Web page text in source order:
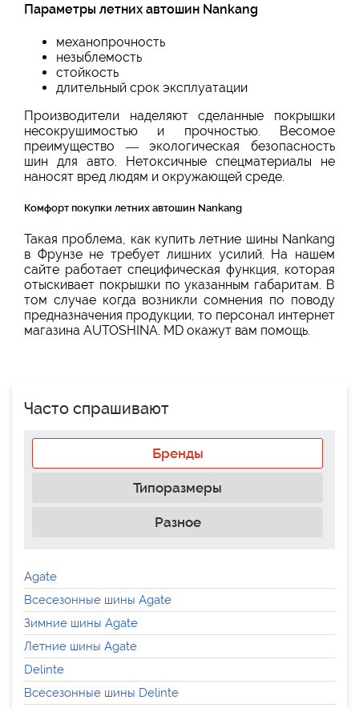
Параметры летних автошин Nankang
механопрочность
незыблемость
стойкость
длительный срок эксплуатации
Производители наделяют сделанные покрышки
несокрушимостью и прочностью. Весомое
преимущество — экологическая безопасность
шин для авто. Нетоксичные спецматериалы не
наносят вред людям и окружающей среде.
Комфорт покупки летних автошин Nankang
Такая проблема, как купить летние шины Nankang
в Фрунзе не требует лишних усилий. На нашем
сайте работает специфическая функция, которая
отыскивает покрышки по указанным габаритам. В
том случае когда возникли сомнения по поводу
предназначения продукции, то персонал интернет
магазина AUTOSHINA. MD окажут вам помощь.
Часто спрашивают
Бренды
Типоразмеры
Разное
Agate
Всесезонные шины Agate
Зимние шины Agate
Летние шины Agate
Delinte
Всесезонные шины Delinte